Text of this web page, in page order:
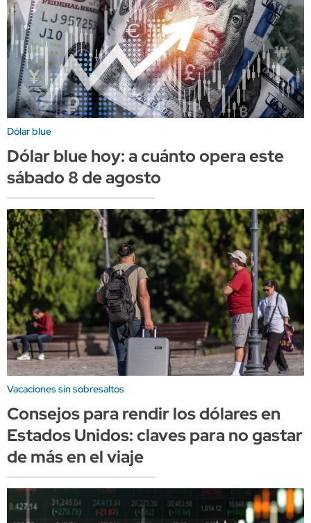
Dólar blue
Dólar blue hoy: a cuánto opera este
sábado 8 de agosto
Vacaciones sin sobresaltos
Consejos para rendir los dólares en
Estados Unidos: claves para no gastar
de más en el viaje